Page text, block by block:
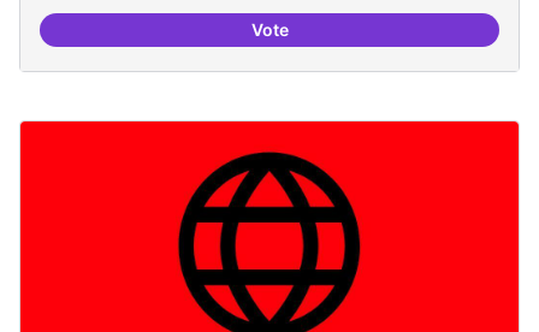
VoteRefugi en cas d'un tall a internet